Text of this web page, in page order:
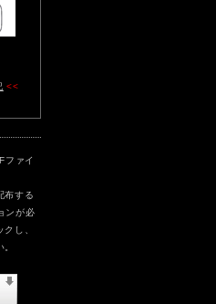
<<
ファイ
布する
ンが必
し、